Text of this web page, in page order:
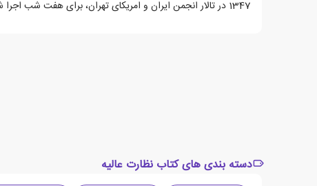
1347 در تالار انجمن ایران و امریکای تهران، برای هفت شب اجرا شد.
دسته بندی های کتاب نظارت عالیه